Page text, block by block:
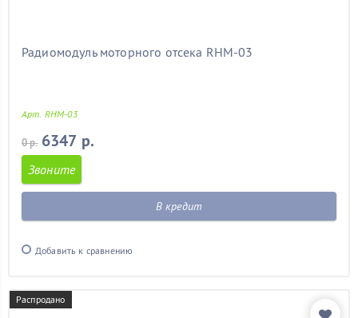
Радиомодуль моторного отсека RHM-03
Арт. RHM-03
0 р. 6347 р.
Звоните
В кредит
Добавить к сравнению
Распродано